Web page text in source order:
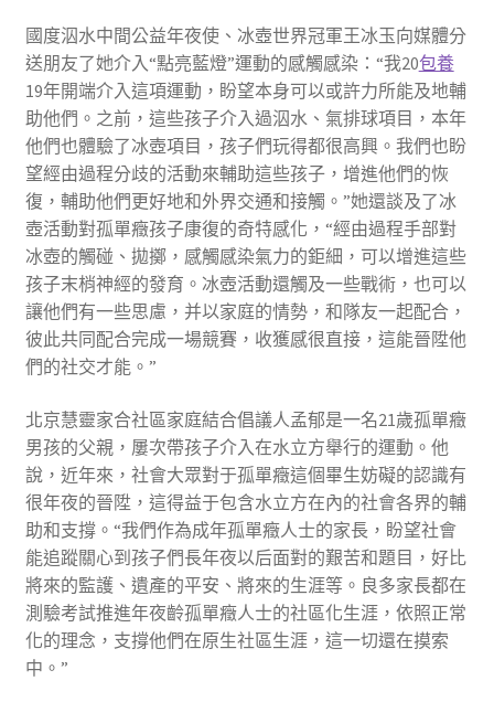
國度泅水中間公益年夜使、冰壺世界冠軍王冰玉向媒體分
送朋友了她介入“點亮藍燈”運動的感觸感染：“我20包養
19年開端介入這項運動，盼望本身可以或許力所能及地輔
助他們。之前，這些孩子介入過泅水、氣排球項目，本年
他們也體驗了冰壺項目，孩子們玩得都很高興。我們也盼
望經由過程分歧的活動來輔助這些孩子，增進他們的恢
復，輔助他們更好地和外界交通和接觸。”她還談及了冰
壺活動對孤單癥孩子康復的奇特感化，“經由過程手部對
冰壺的觸碰、拋擲，感觸感染氣力的鉅細，可以增進這些
孩子末梢神經的發育。冰壺活動還觸及一些戰術，也可以
讓他們有一些思慮，并以家庭的情勢，和隊友一起配合，
彼此共同配合完成一場競賽，收獲感很直接，這能晉陞他
們的社交才能。”
北京慧靈家合社區家庭結合倡議人孟郁是一名21歲孤單癥
男孩的父親，屢次帶孩子介入在水立方舉行的運動。他
說，近年來，社會大眾對于孤單癥這個畢生妨礙的認識有
很年夜的晉陞，這得益于包含水立方在內的社會各界的輔
助和支撐。“我們作為成年孤單癥人士的家長，盼望社會
能追蹤關心到孩子們長年夜以后面對的艱苦和題目，好比
將來的監護、遺產的平安、將來的生涯等。良多家長都在
測驗考試推進年夜齡孤單癥人士的社區化生涯，依照正常
化的理念，支撐他們在原生社區生涯，這一切還在摸索
中。”